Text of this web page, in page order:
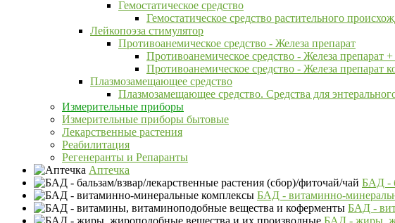
Гемостатическое средство
Гемостатическое средство растительного
Лейкопоэза стимулятор
Противоанемическое средство - Железа препарат
Противоанемическое средство - Железа препарат
Противоанемическое средство - Железа препарат
Плазмозамещающее средство
Плазмозамещающее средство. Средства для
Измерительные приборы
Измерительные приборы бытовые
Лекарственные растения
Реабилитация
Регенеранты и Репаранты
Аптечка
БАД -
БАД - витаминно-
БАД -
БАД - жиры,